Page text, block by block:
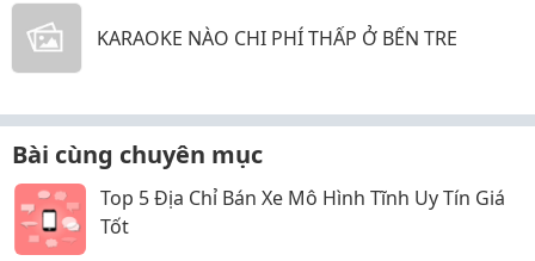
KARAOKE NÀO CHI PHÍ THẤP Ở BẾN TRE
Bài cùng chuyên mục
Top 5 Địa Chỉ Bán Xe Mô Hình Tĩnh Uy Tín Giá
Tốt